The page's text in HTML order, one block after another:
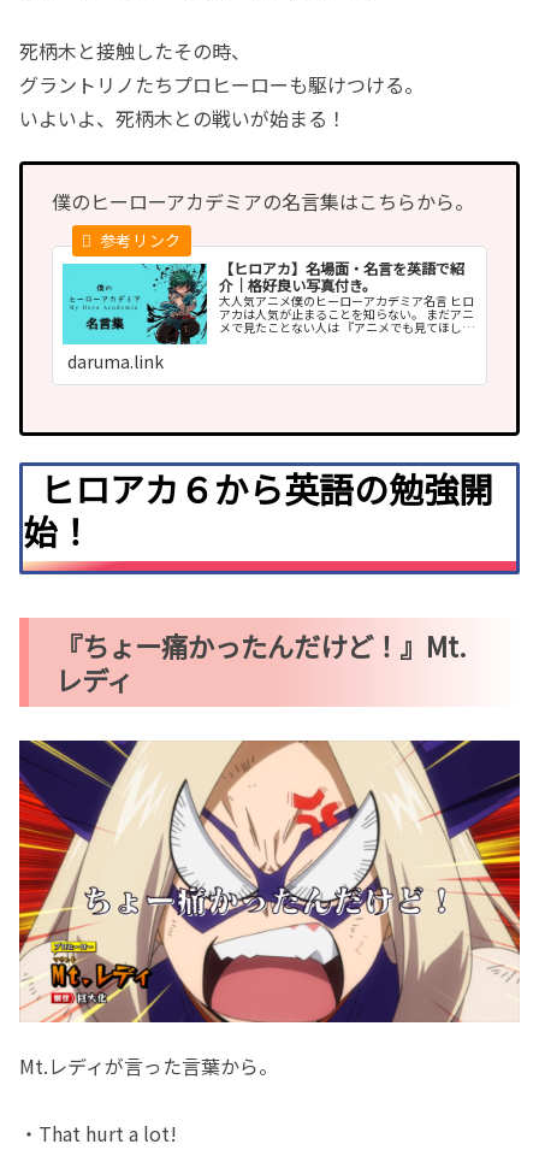
死柄木と接触したその時、
グラントリノたちプロヒーローも駆けつける。
いよいよ、死柄木との戦いが始まる！
僕のヒーローアカデミアの名言集はこちらから。
【ヒロアカ】名場面・名言を英語で紹
介｜格好良い写真付き。
大人気アニメ僕のヒーローアカデミア名言 ヒロ
アカは人気が止まることを知らない。 まだアニ
メで見たことない人は 『アニメでも見てほし
い』 漫画ももちろんいいが、 アニメでは音楽や
daruma.link
ヒロアカ６から英語の勉強開
始！
『ちょー痛かったんだけど！』Mt.
レディ
Mt.レディが言った言葉から。
・That hurt a lot!